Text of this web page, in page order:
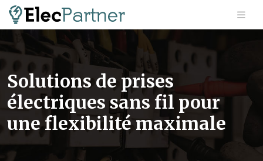
Solutions de prises
électriques sans fil pour
une flexibilité maximale